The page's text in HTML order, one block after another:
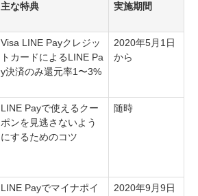
主な特典 実施期間
Visa LINE Payクレジッ
トカードによるLINE Pa
y決済のみ還元率1〜3%
2020年5月1日
から
LINE Payで使えるクー
ポンを見逃さないよう
にするためのコツ
随時
LINE Payでマイナポイ
2020年9月9日